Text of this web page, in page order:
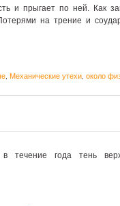
и прыгает по ней. Как
на трение и
Механические утехи около
течение года тень